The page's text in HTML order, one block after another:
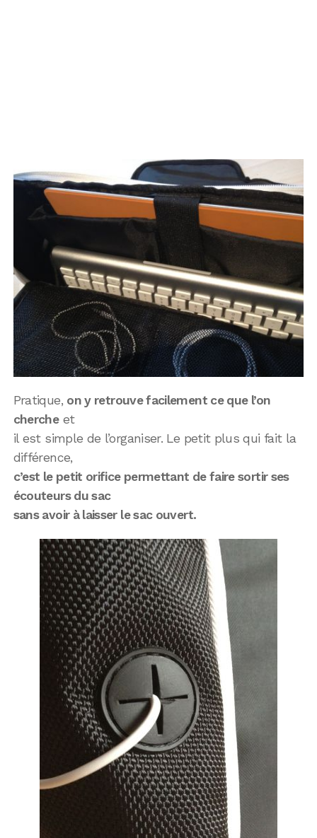
Pratique, on y retrouve facilement ce que l’on
chercheet
il est simple de l’organiser. Le petit plus qui fait la
différence,
c’est le petit orifice permettant de faire sortir ses
écouteurs du sac
sans avoir à laisser le sac ouvert.